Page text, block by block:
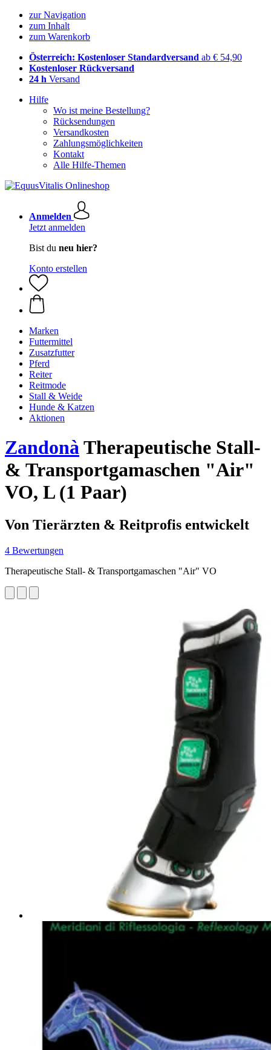
zur Navigation
zum Inhalt
zum Warenkorb
Österreich: Kostenloser Standardversand ab € 54,90
Kostenloser Rückversand
24 h Versand
Hilfe
Wo ist meine Bestellung?
Rücksendungen
Versandkosten
Zahlungsmöglichkeiten
Kontakt
Alle Hilfe-Themen
Anmelden
Jetzt anmelden
Bist du neu hier?
Konto erstellen
Marken
Futtermittel
Zusatzfutter
Pferd
Reiter
Reitmode
Stall & Weide
Hunde & Katzen
Aktionen
ZandonàTherapeutische Stall-
& Transportgamaschen "Air"
VO, L (1 Paar)
Von Tierärzten & Reitprofis entwickelt
4 Bewertungen
Therapeutische Stall- & Transportgamaschen "Air" VO